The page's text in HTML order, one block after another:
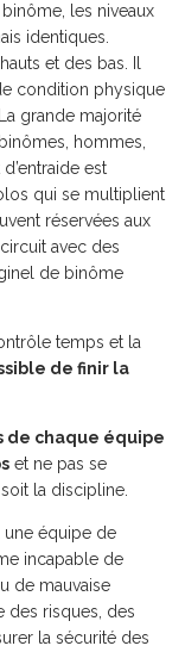
les niveaux
identiques.
et des bas. Il
condition physique
grande majorité
hommes,
est
qui se multiplient
réservées aux
avec des
de binôme
temps et la
de finir la
de chaque équipe
et ne pas se
la discipline.
une équipe de
incapable de
de mauvaise
des risques, des
la sécurité des